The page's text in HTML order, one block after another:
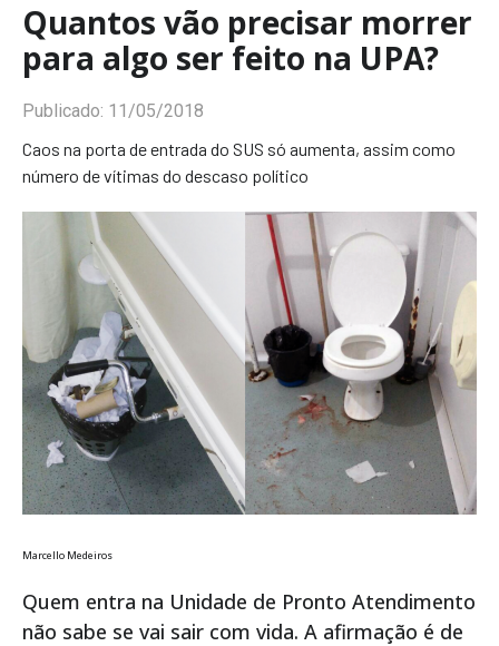
Quantos vão precisar morrer
para algo ser feito na UPA?
Publicado: 11/05/2018
Caos na porta de entrada do SUS só aumenta, assim como
número de vítimas do descaso político
Marcello Medeiros
Quem entra na Unidade de Pronto Atendimento
não sabe se vai sair com vida. A afirmação é de